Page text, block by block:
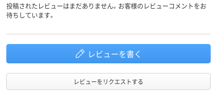
投稿されたレビューはまだありません。お客様のレビューコメントをお
待ちしています。
レビューを書く
レビューをリクエストする